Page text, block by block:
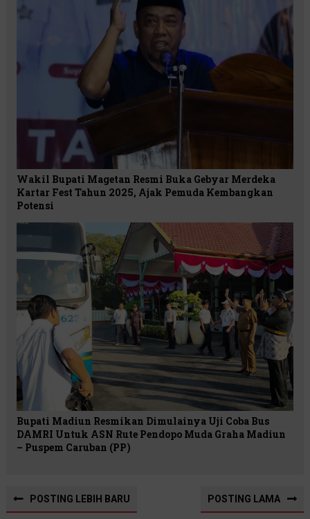
Wakil Bupati Magetan Resmi Buka Gebyar Merdeka
Kartar Fest Tahun 2025, Ajak Pemuda Kembangkan
Potensi
Bupati Madiun Resmikan Dimulainya Uji Coba Bus
DAMRI Untuk ASN Rute Pendopo Muda Graha Madiun
– Puspem Caruban (PP)
POSTING LEBIH BARU POSTING LAMA